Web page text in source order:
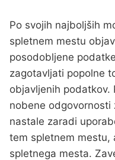
Po svojih najboljših
spletnem mestu
posodobljene
zagotavljati popolne
objavljenih podatkov.
nobene
nastale zaradi
tem spletnem mestu,
spletnega mesta.